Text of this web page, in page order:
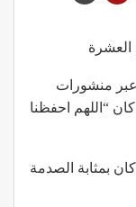
العشرة
منشورات
“اللهم احفظنا
بمثابة الصدمة